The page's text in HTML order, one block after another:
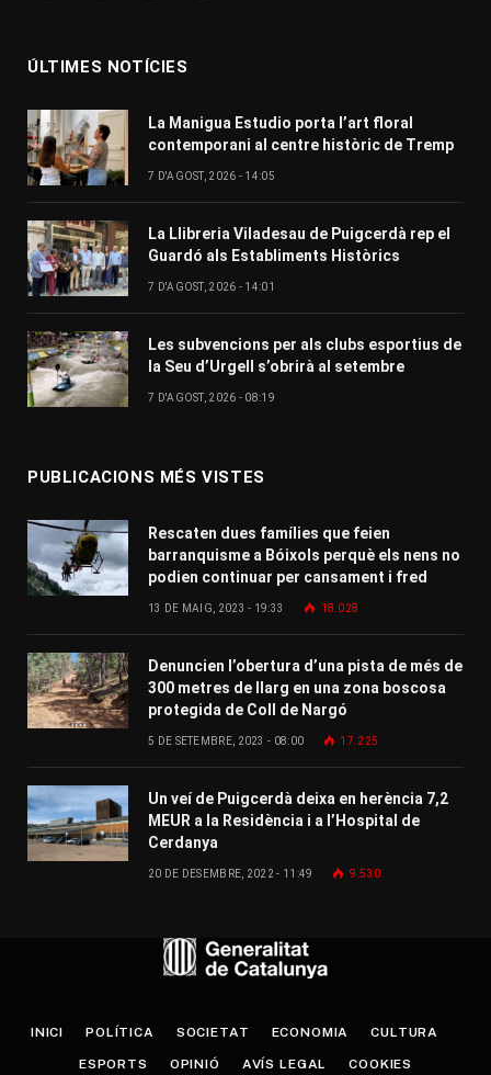
ÚLTIMES NOTÍCIES
La Manigua Estudio porta l’art floral
contemporani al centre històric de Tremp
7 D'AGOST, 2026 - 14:05
La Llibreria Viladesau de Puigcerdà rep el
Guardó als Establiments Històrics
7 D'AGOST, 2026 - 14:01
Les subvencions per als clubs esportius de
la Seu d’Urgell s’obrirà al setembre
7 D'AGOST, 2026 - 08:19
PUBLICACIONS MÉS VISTES
Rescaten dues famílies que feien
barranquisme a Bóixols perquè els nens no
podien continuar per cansament i fred
13 DE MAIG, 2023 - 19:33 18.028
Denuncien l’obertura d’una pista de més de
300 metres de llarg en una zona boscosa
protegida de Coll de Nargó
5 DE SETEMBRE, 2023 - 08:00 17.225
Un veí de Puigcerdà deixa en herència 7,2
MEUR a la Residència i a l’Hospital de
Cerdanya
20 DE DESEMBRE, 2022 - 11:49 9.530
INICI POLÍTICA SOCIETAT ECONOMIA CULTURA
ESPORTS OPINIÓ AVÍS LEGAL COOKIES